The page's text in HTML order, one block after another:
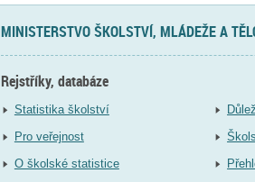
MINISTERSTVO ŠKOLSTVÍ, MLÁDEŽE A
Rejstříky, databáze
Statistika školství
Pro veřejnost
O školské statistice